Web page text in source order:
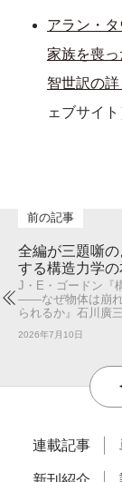
アラン・
家族を喪
智世訳の
ェブサイト
全編が三題噺
する構造力学の
J・E・ゴードン『
――なぜ物体は崩
られるか』石川廣
2026年7月10日
連載記事